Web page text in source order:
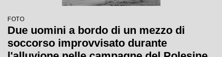
FOTO
Due uomini a bordo di un mezzo di
soccorso improvvisato durante